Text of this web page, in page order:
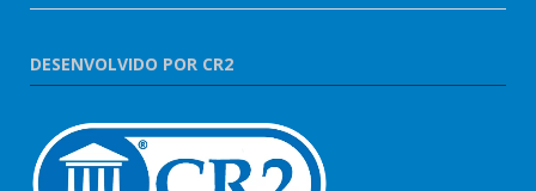
DESENVOLVIDO POR CR2